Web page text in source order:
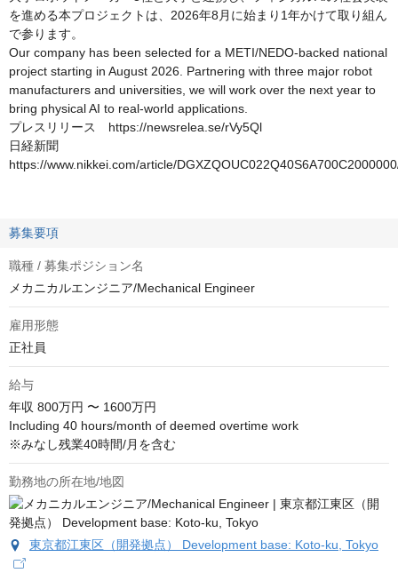
を進める本プロジェクトは、2026年8月に始まり1年かけて取り組ん
で参ります。
Our company has been selected for a METI/NEDO-backed national
project starting in August 2026. Partnering with three major robot
manufacturers and universities, we will work over the next year to
bring physical AI to real-world applications.
プレスリリース https://newsrelea.se/rVy5Ql
日経新聞
https://www.nikkei.com/article/
募集要項
職種 / 募集ポジション名
メカニカルエンジニア/Mechanical Engineer
雇用形態
正社員
給与
年収 800万円 〜 1600万円
Including 40 hours/month of deemed overtime work
※みなし残業40時間/月を含む
勤務地の所在地/地図
東京都江東区（開発拠点） Development base: Koto-ku, Tokyo